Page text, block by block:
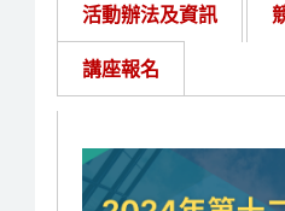
活動辦法及資訊
講座報名